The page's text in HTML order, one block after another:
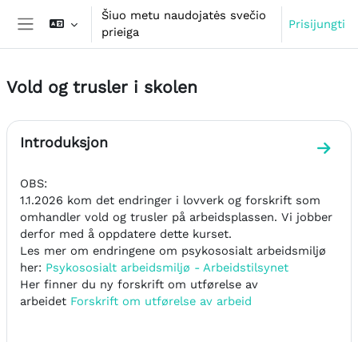
Pereiti į pagrindinį turinį
Šoninis skydelis
Šiuo metu naudojatės svečio
prieiga
Prisijungti
Vold og trusler i skolen
Dalies kontūras
Introduksjon
Eiti į
OBS:
1.1.2026 kom det endringer i lovverk og forskrift som
omhandler vold og trusler på arbeidsplassen. Vi jobber
derfor med å oppdatere dette kurset.
Les mer om endringene om psykososialt arbeidsmiljø
her: Psykososialt arbeidsmiljø - Arbeidstilsynet
Her finner du ny forskrift om utførelse av
arbeidet Forskrift om utførelse av arbeid